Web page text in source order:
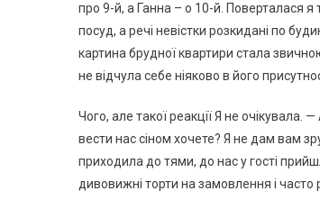
про 9-й, а Ганна – о 10-й. Поверталася
посуд, а речі невістки розкидані по
картина брудної квартири стала
не відчула себе ніяково в його
Чого, але такої реакції Я не очікувала.
вести нас сіном хочете? Я не дам вам
приходила до тями, до нас у гості
дивовижні торти на замовлення і часто